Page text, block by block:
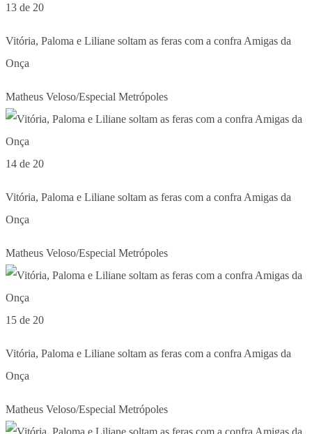
13 de 20
Vitória, Paloma e Liliane soltam as feras com a confra Amigas da
Onça
Matheus Veloso/Especial Metrópoles
14 de 20
Vitória, Paloma e Liliane soltam as feras com a confra Amigas da
Onça
Matheus Veloso/Especial Metrópoles
15 de 20
Vitória, Paloma e Liliane soltam as feras com a confra Amigas da
Onça
Matheus Veloso/Especial Metrópoles